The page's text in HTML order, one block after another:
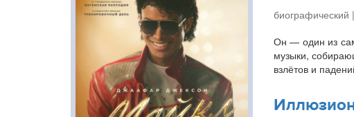
Он — один из
музыки,
взлётов и